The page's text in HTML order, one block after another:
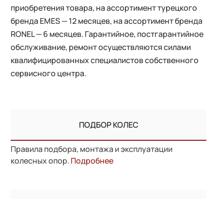
приобретения товара, на ассортимент турецкого
бренда EMES — 12 месяцев, на ассортимент бренда
RONEL — 6 месяцев. Гарантийное, постгарантийное
обслуживание, ремонт осуществляются силами
квалифицированных специалистов собственного
сервисного центра.
ПОДБОР КОЛЕС
Правила подбора, монтажа и эксплуатации
колесных опор. Подробнее